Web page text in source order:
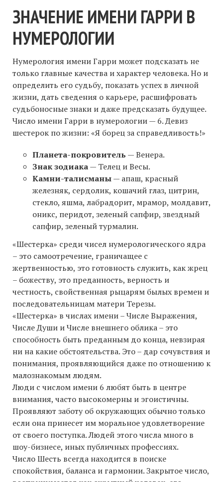
ЗНАЧЕНИЕ ИМЕНИ ГАРРИ В
НУМЕРОЛОГИИ
Нумерология имени Гарри может подсказать не
только главные качества и характер человека. Но и
определить его судьбу, показать успех в личной
жизни, дать сведения о карьере, расшифровать
судьбоносные знаки и даже предсказать будущее.
Число имени Гарри в нумерологии — 6. Девиз
шестерок по жизни: «Я борец за справедливость!»
Планета-покровитель — Венера.
Знак зодиака— Телец и Весы.
Камни-талисманы— апаш, красный
железняк, сердолик, кошачий глаз, цитрин,
стекло, яшма, лабрадорит, мрамор, молдавит,
оникс, перидот, зеленый сапфир, звездный
сапфир, зеленый турмалин.
«Шестерка» среди чисел нумерологического ядра
– это самоотречение, граничащее с
жертвенностью, это готовность служить, как жрец
– божеству, это преданность, верность и
честность, свойственная рыцарям былых времен и
последовательницам матери Терезы.
«Шестерка» в числах имени – Числе Выражения,
Числе Души и Числе внешнего облика – это
способность быть преданным до конца, невзирая
ни на какие обстоятельства. Это – дар сочувствия и
понимания, проявляющийся даже по отношению к
малознакомым людям.
Люди с числом имени 6 любят быть в центре
внимания, часто высокомерны и эгоистичны.
Проявляют заботу об окружающих обычно только
если она принесет им моральное удовлетворение
от своего поступка. Людей этого числа много в
шоу-бизнесе, иных публичных профессиях.
Число Шесть всегда находится в поиске
спокойствия, баланса и гармонии. Закрытое число,